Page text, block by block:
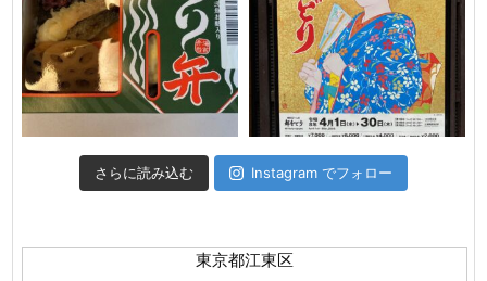
さらに読み込む Instagram でフォロー
東京都江東区